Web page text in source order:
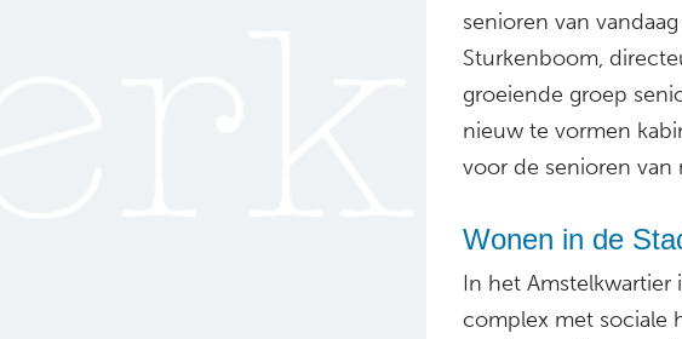
senioren van
Sturkenboom,
groeiende groep
nieuw te vormen
voor de senioren van
Wonen in de
In het Amstelkwartier
complex met sociale